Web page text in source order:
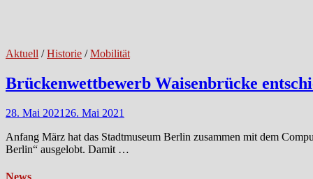
Aktuell /Historie /Mobilität
Brückenwettbewerb Waisenbrücke
28. Mai 2021 26. Mai 2021
Anfang März hat das Stadtmuseum Berlin zusammen mit dem
Berlin“ ausgelobt. Damit …
News